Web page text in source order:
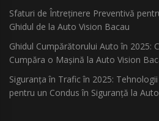
Sfaturi de Întreținere Preventivă
Ghidul de la Auto Vision Bacau
Ghidul Cumpărătorului Auto în 2025:
Cumpăra o Mașină la Auto Vision
Siguranța în Trafic în 2025:
pentru un Condus în Siguranță la